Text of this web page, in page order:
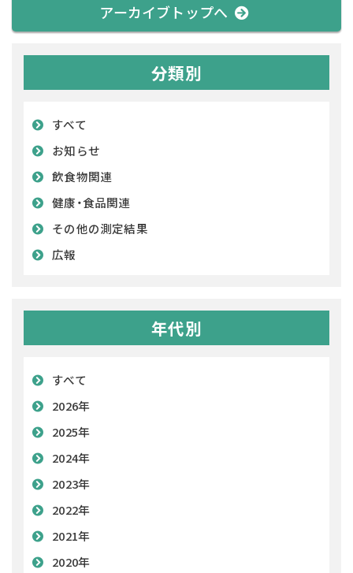
アーカイブトップへ
分類別
すべて
お知らせ
飲食物関連
健康・食品関連
その他の測定結果
広報
年代別
すべて
2026年
2025年
2024年
2023年
2022年
2021年
2020年